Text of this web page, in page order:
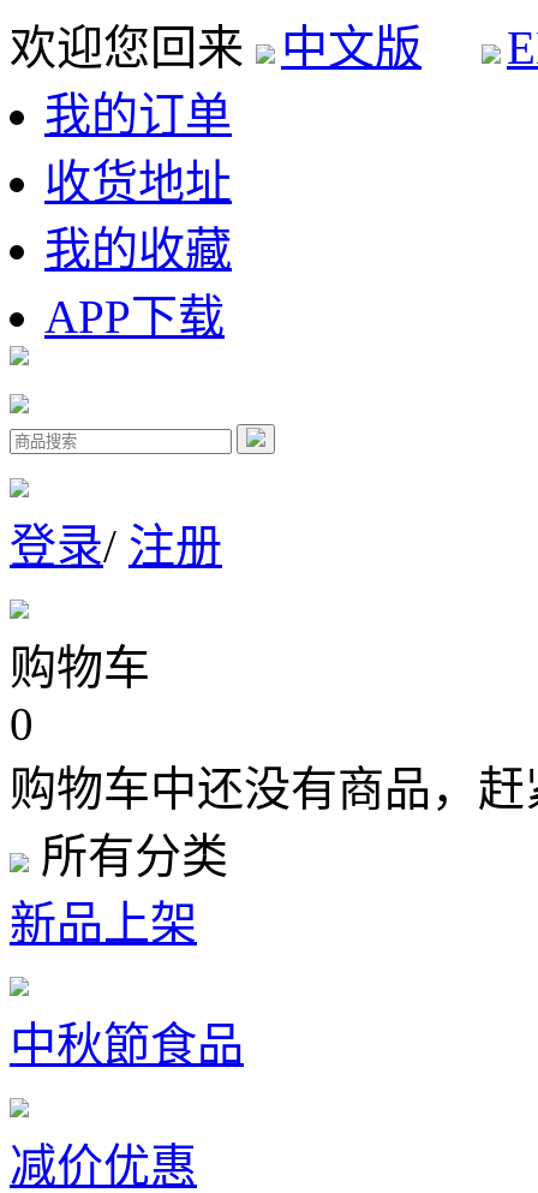
欢迎您回来 中文版
我的订单
收货地址
我的收藏
APP下载
登录/ 注册
购物车
0
购物车中还没有商品，
所有分类
新品上架
中秋節食品
减价优惠